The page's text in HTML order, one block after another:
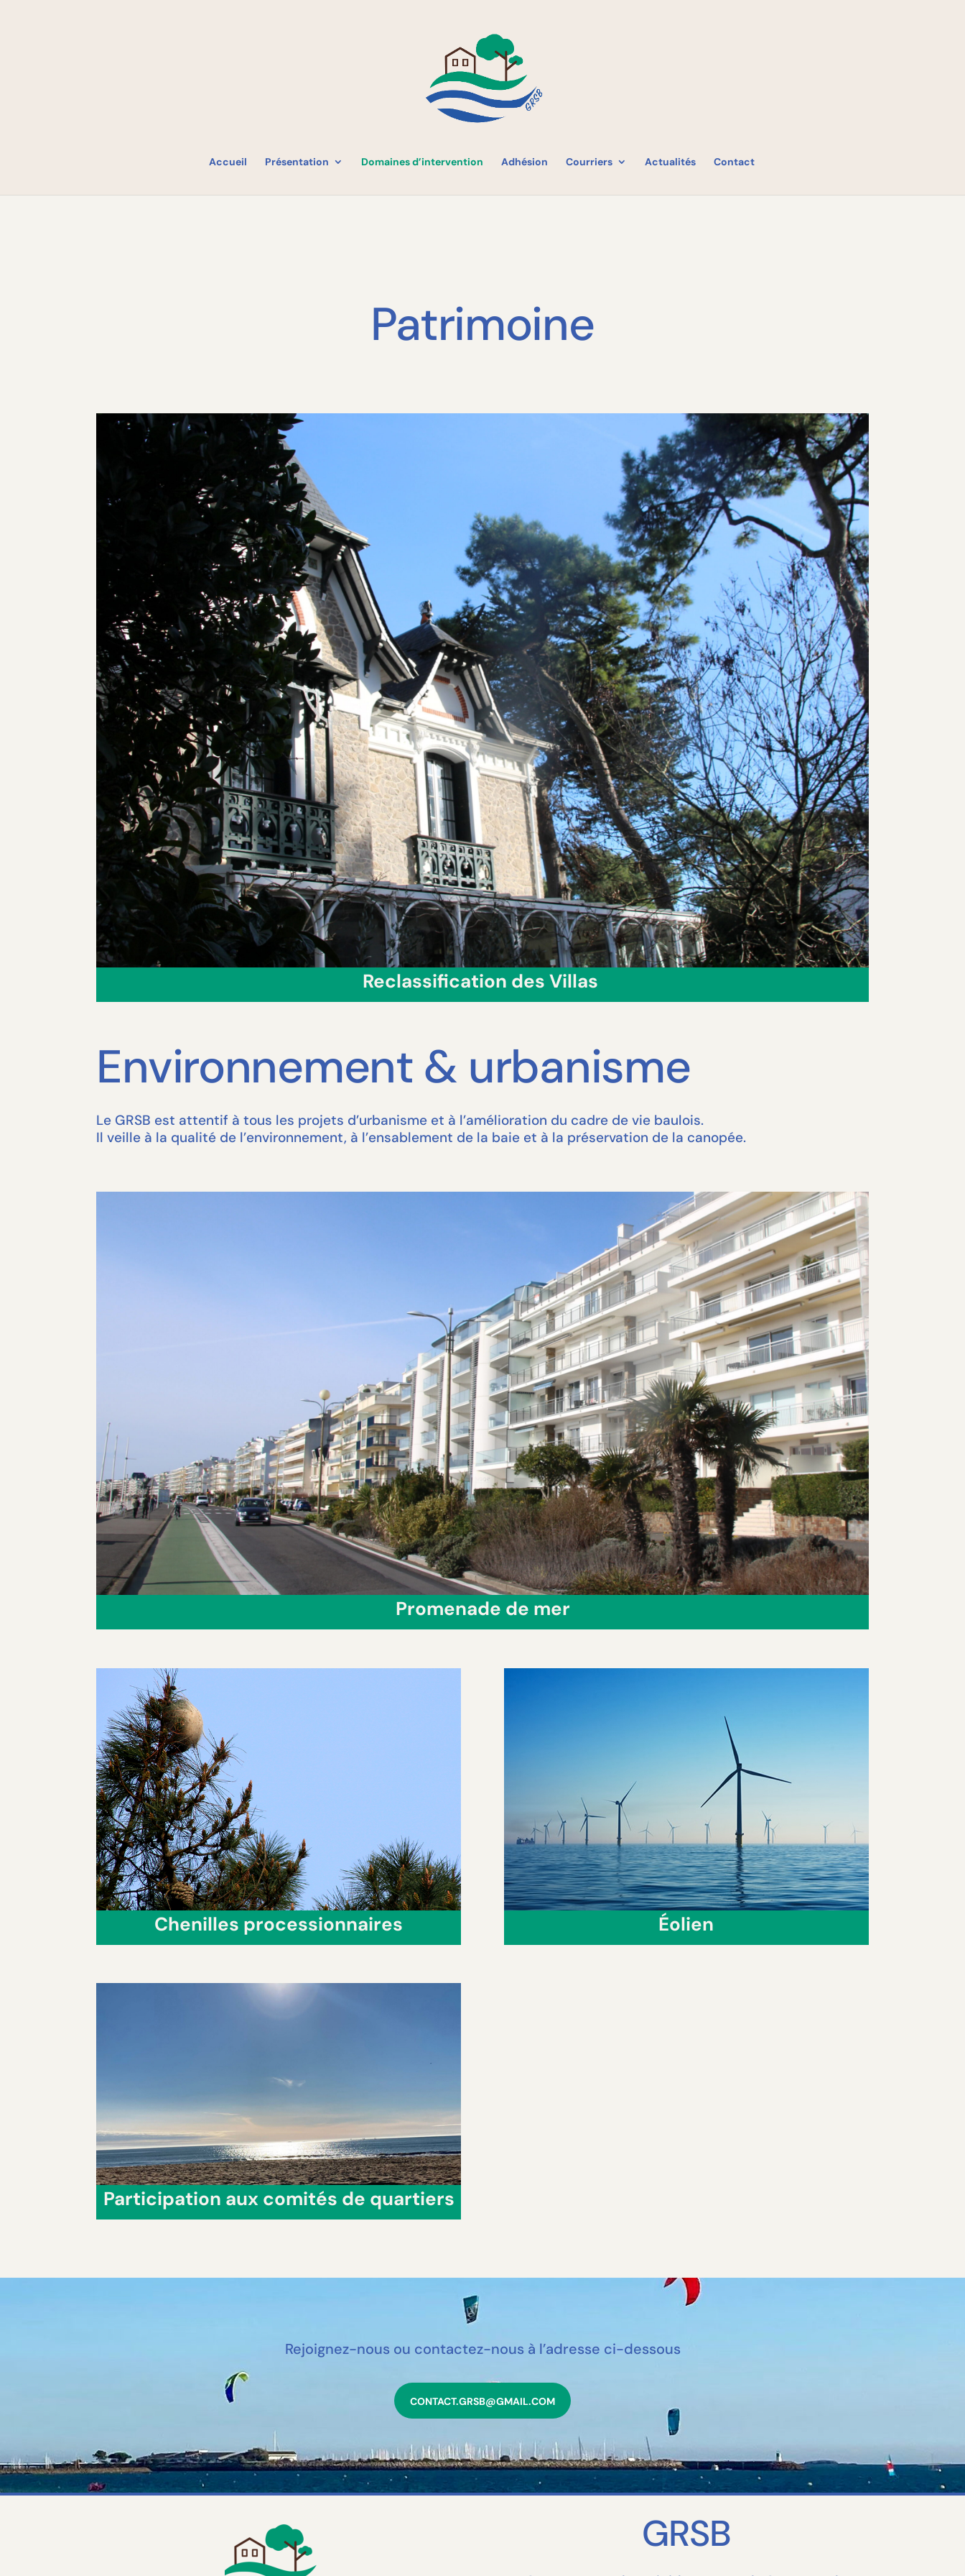
Accueil Présentation Domaines d’intervention Adhésion Courriers Actualités Contact
Patrimoine
Reclassification des Villas
Environnement & urbanisme
Le GRSB est attentif à tous les projets d’urbanisme et à l’amélioration du cadre de vie baulois.
Il veille à la qualité de l’environnement, à l’ensablement de la baie et à la préservation de la canopée.
Promenade de mer
Chenilles processionnaires Éolien
Participation aux comités de quartiers
Rejoignez-nous ou contactez-nous à l’adresse ci-dessous
CONTACT.GRSB@GMAIL.COM
GRSB